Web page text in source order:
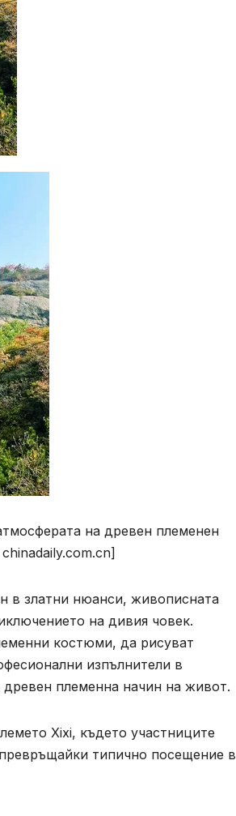
на древен племенен
в златни нюанси, живописната
на дивия човек.
костюми, да рисуват
изпълнители в
племенна начин на живот.
Xixi, където участниците
типично посещение в